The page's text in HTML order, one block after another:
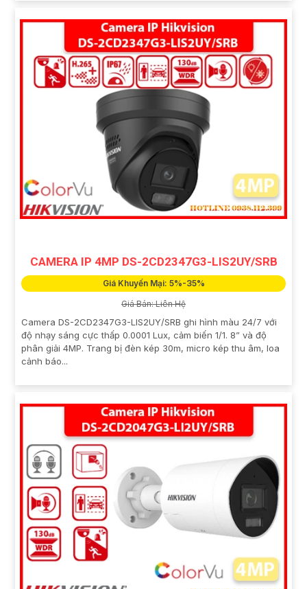
CAMERA IP 4MP DS-2CD2347G3-LIS2UY/SRB
Giá Khuyến Mại: 5%-35%
Giá Bán: Liên Hệ
Camera DS-2CD2347G3-LIS2UY/SRB ghi hình màu 24/7 với
độ nhạy sáng cực thấp 0.0001 Lux, cảm biến 1/1. 8” và độ
phân giải 4MP. Trang bị đèn kép 30m, micro kép thu âm, loa
cảnh báo...